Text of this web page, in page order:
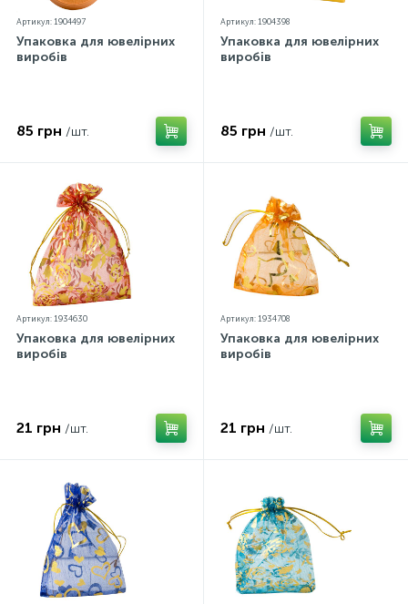
Артикул: 1904497
Упаковка для ювелірних
виробів
85 грн /шт.
Артикул: 1904398
Упаковка для ювелірних
виробів
85 грн /шт.
Артикул: 1934630
Упаковка для ювелірних
виробів
21 грн /шт.
Артикул: 1934708
Упаковка для ювелірних
виробів
21 грн /шт.